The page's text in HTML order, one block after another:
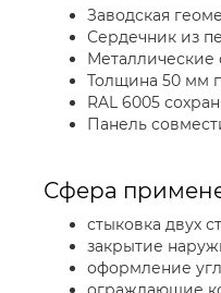
Заводская
Сердечник из
Толщина 50 мм
RAL 6005
Панель
Сфера
стыковка двух
закрытие
оформление